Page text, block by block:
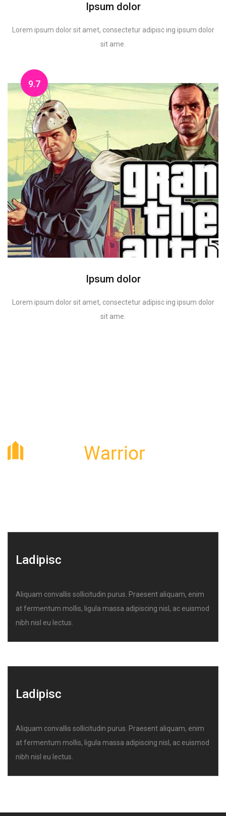
Ipsum dolor
Lorem ipsum dolor sit amet, consectetur adipisc ing ipsum dolor
sit ame.
9.7
Ipsum dolor
Lorem ipsum dolor sit amet, consectetur adipisc ing ipsum dolor
sit ame.
Ladipisc
Aliquam convallis sollicitudin purus. Praesent aliquam, enim
at fermentum mollis, ligula massa adipiscing nisl, ac euismod
nibh nisl eu lectus.
Ladipisc
Aliquam convallis sollicitudin purus. Praesent aliquam, enim
at fermentum mollis, ligula massa adipiscing nisl, ac euismod
nibh nisl eu lectus.